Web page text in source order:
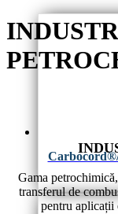
Gama
transferul de
pentru aplicații